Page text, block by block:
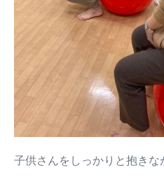
子供さんをしっかりと抱きな